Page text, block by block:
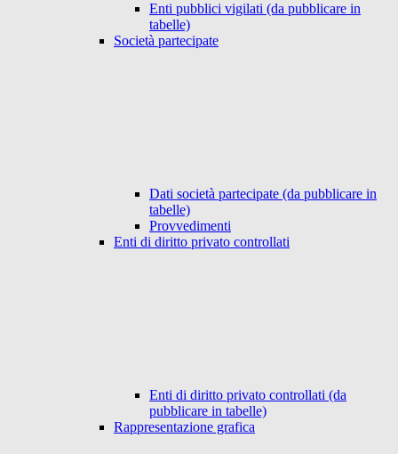
Enti pubblici vigilati (da pubblicare in
tabelle)
Società partecipate
Dati società partecipate (da pubblicare in
tabelle)
Provvedimenti
Enti di diritto privato controllati
Enti di diritto privato controllati (da
pubblicare in tabelle)
Rappresentazione grafica